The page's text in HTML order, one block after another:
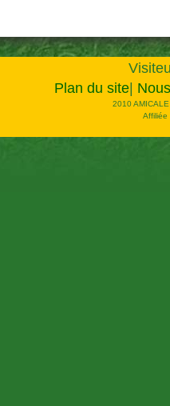
Plan du site|
2010
Affiliée